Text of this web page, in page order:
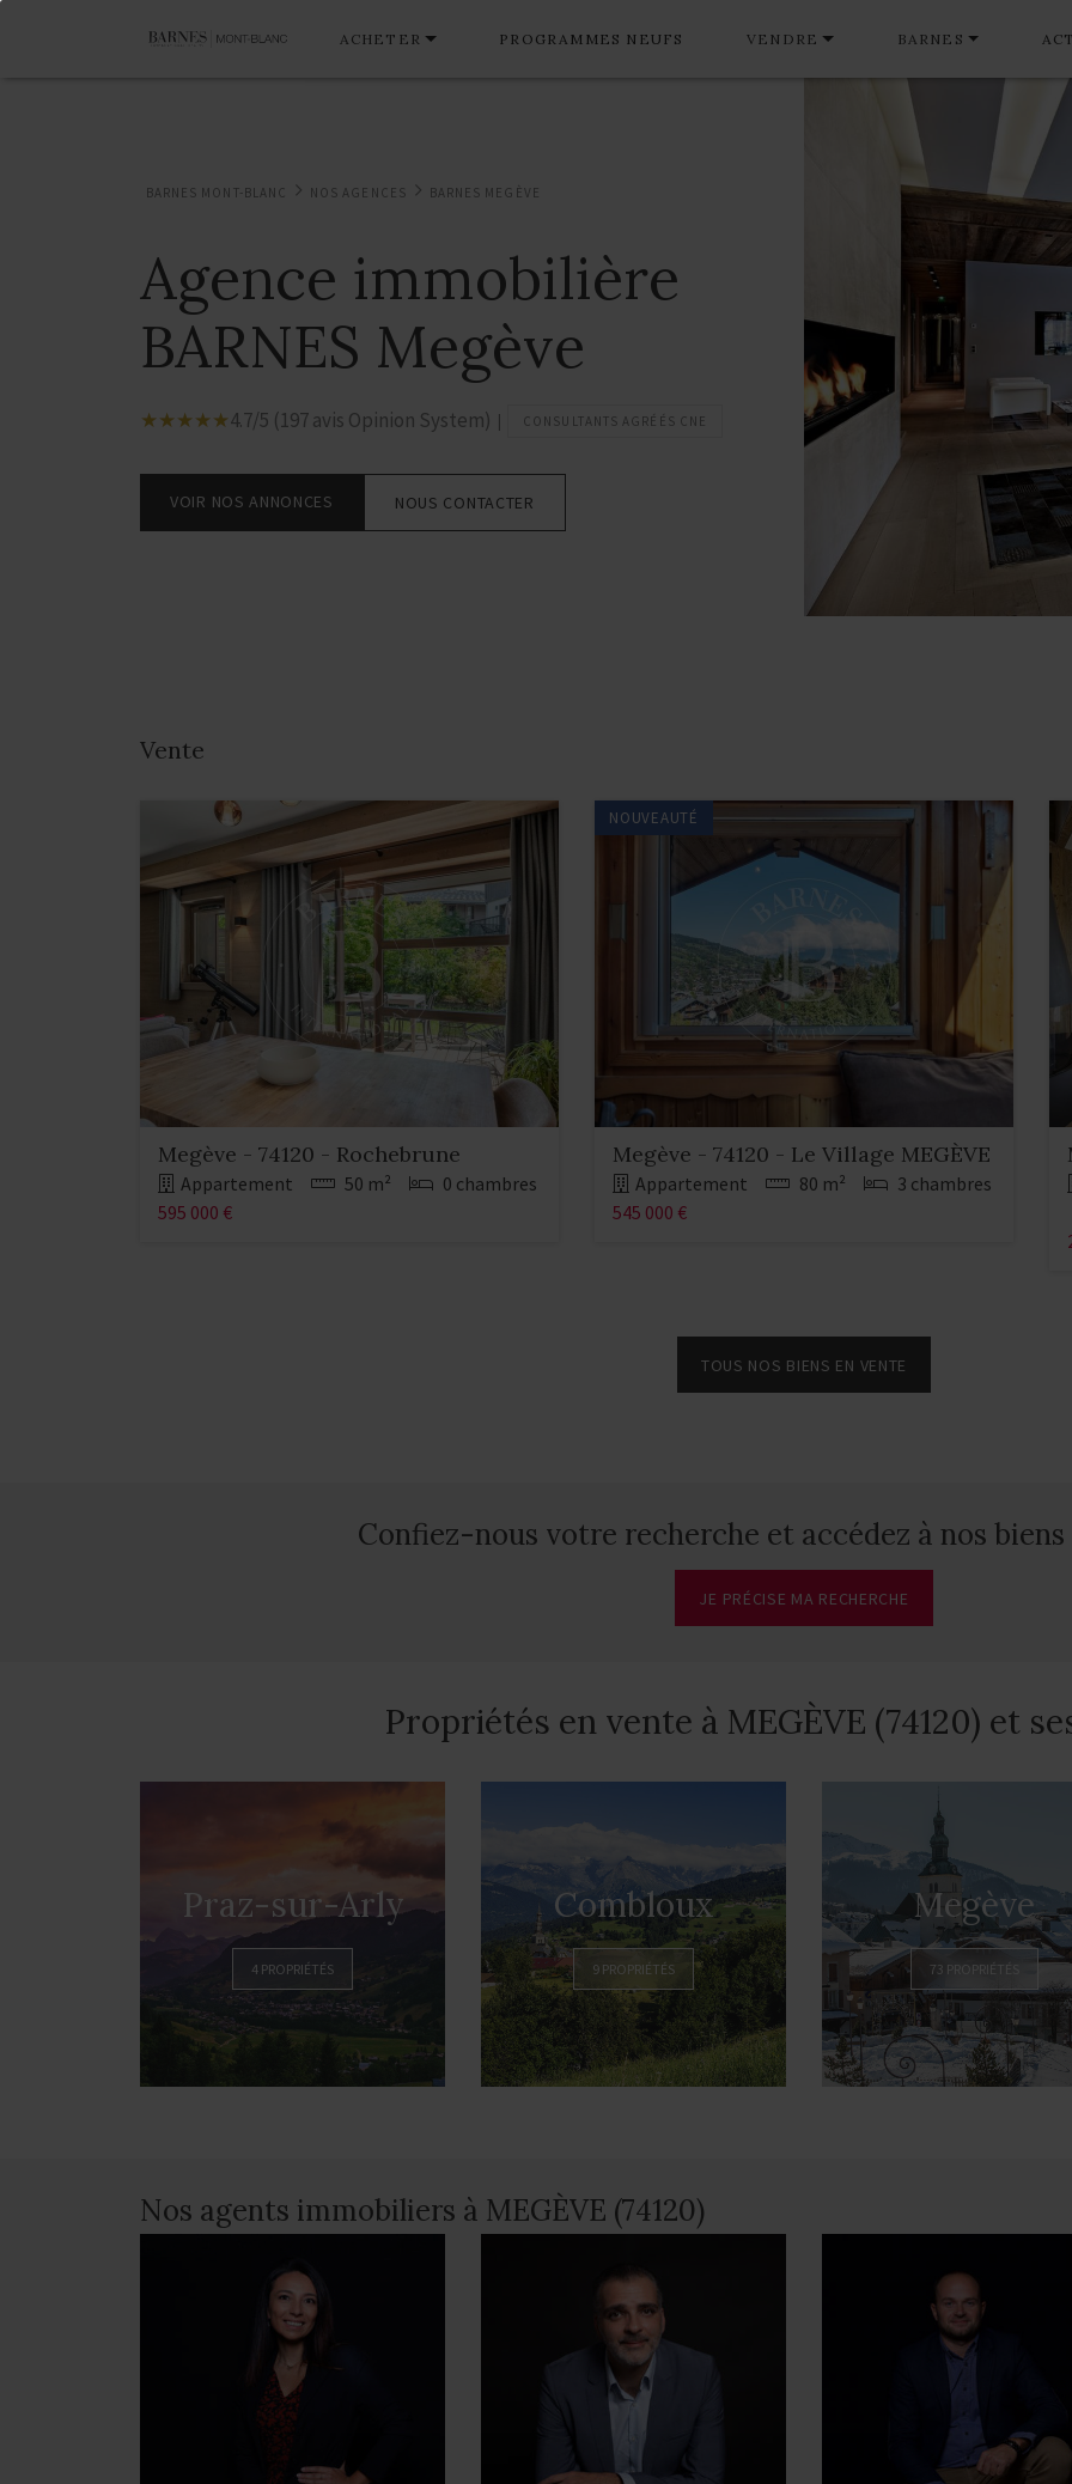
ACHETER PROGRAMMES NEUFS VENDRE BARNES
BARNES MONT-BLANC NOS AGENCES BARNES MEGÈVE
Agence immobilière
BARNES Megève
☆☆☆☆☆
★★★★★4.7/5 (197 avis Opinion System) | CONSULTANTS AGRÉÉS CNE
VOIR NOS ANNONCES NOUS CONTACTER
Vente
Megève - 74120 - Rochebrune
Appartement 50 m²
0 chambres
595 000 €
NOUVEAUTÉ
Megève - 74120 - Le Village MEGÈVE
Appartement 80 m²
3 chambres
545 000 €
TOUS NOS BIENS EN VENTE
Confiez-nous votre recherche et accédez à nos
JE PRÉCISE MA RECHERCHE
Propriétés en vente à MEGÈVE (74120) et
Praz-sur-Arly
4 PROPRIÉTÉS
Combloux
9 PROPRIÉTÉS
Megève
73 PROPRIÉTÉS
Nos agents immobiliers à MEGÈVE (74120)